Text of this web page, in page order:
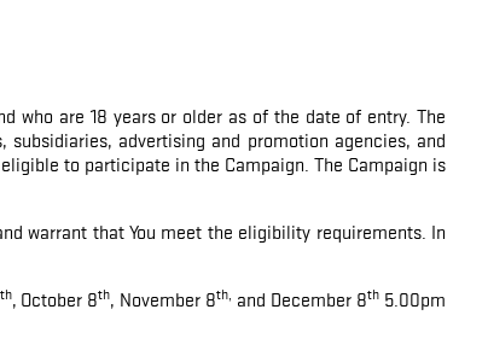
who are 18 years or older as of the date of entry. The
advertising and promotion agencies, and
to participate in the Campaign. The Campaign is
warrant that You meet the eligibility requirements. In
th, October 8th, November 8th, and December 8th 5.00pm